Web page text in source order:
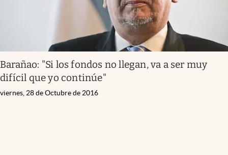
Barañao: "Si los fondos no llegan, va a ser muy
difícil que yo continúe"
viernes, 28 de Octubre de 2016